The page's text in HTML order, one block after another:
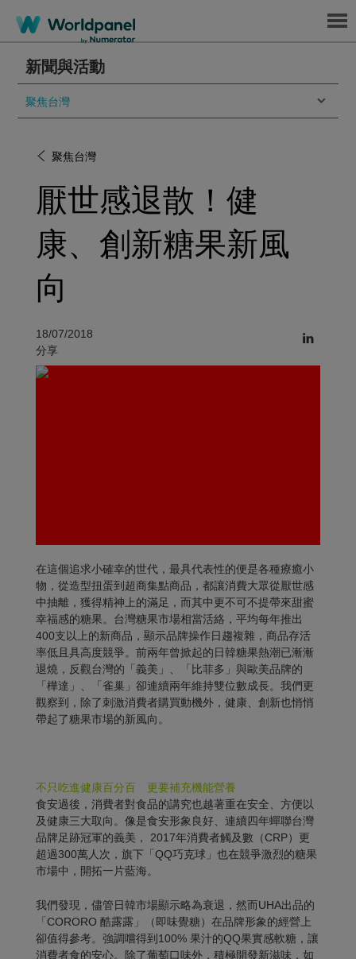
Menu
新聞與活動
聚焦台灣
聚焦台灣
厭世感退散！健
康、創新糖果新風
向
18/07/2018
分享
在這個追求小確幸的世代，最具代表性的便是各種療癒小
物，從造型扭蛋到超商集點商品，都讓消費大眾從厭世感
中抽離，獲得精神上的滿足，而其中更不可不提帶來甜蜜
幸福感的糖果。台灣糖果市場相當活絡，平均每年推出
400支以上的新商品，顯示品牌操作日趨複雜，商品存活
率低且具高度競爭。前兩年曾掀起的日韓糖果熱潮已漸漸
退燒，反觀台灣的「義美」、「比菲多」與歐美品牌的
「樺達」、「雀巢」卻連續兩年維持雙位數成長。我們更
觀察到，除了刺激消費者購買動機外，健康、創新也悄悄
帶起了糖果市場的新風向。
不只吃進健康百分百 更要補充機能營養
食安過後，消費者對食品的講究也越著重在安全、方便以
及健康三大取向。像是食安形象良好、連續四年蟬聯台灣
品牌足跡冠軍的義美， 2017年消費者觸及數（CRP）更
超過300萬人次，旗下「QQ巧克球」也在競爭激烈的糖果
市場中，開拓一片藍海。
我們發現，儘管日韓市場顯示略為衰退，然而UHA出品的
「CORORO 酷露露」（即味覺糖）在品牌形象的經營上
卻值得參考。強調嚐得到100% 果汁的QQ果實感軟糖，讓
消費者食的安心。除了葡萄口味外，積極開發新滋味，如